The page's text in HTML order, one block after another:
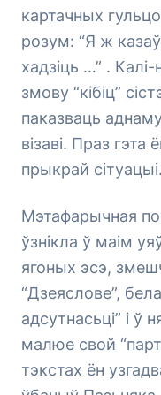
картачных
розум: “Я ж
хадзіць …” .
змову “кібіц”
паказваць
візаві. Праз
прыкрай
Мэтафарычная
ўзнікла ў маім
ягоных эсэ,
“Дзеяслове”,
адсутнасьці” і ў
малюе свой
тэкстах ён